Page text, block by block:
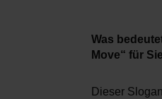
Was
Move“ für
Dieser